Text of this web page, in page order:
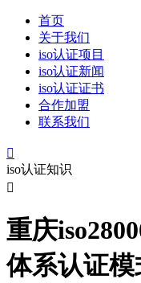
首页
关于我们
iso认证项目
iso认证新闻
iso认证证书
合作加盟
联系我们

iso认证知识

重庆
体系认证模